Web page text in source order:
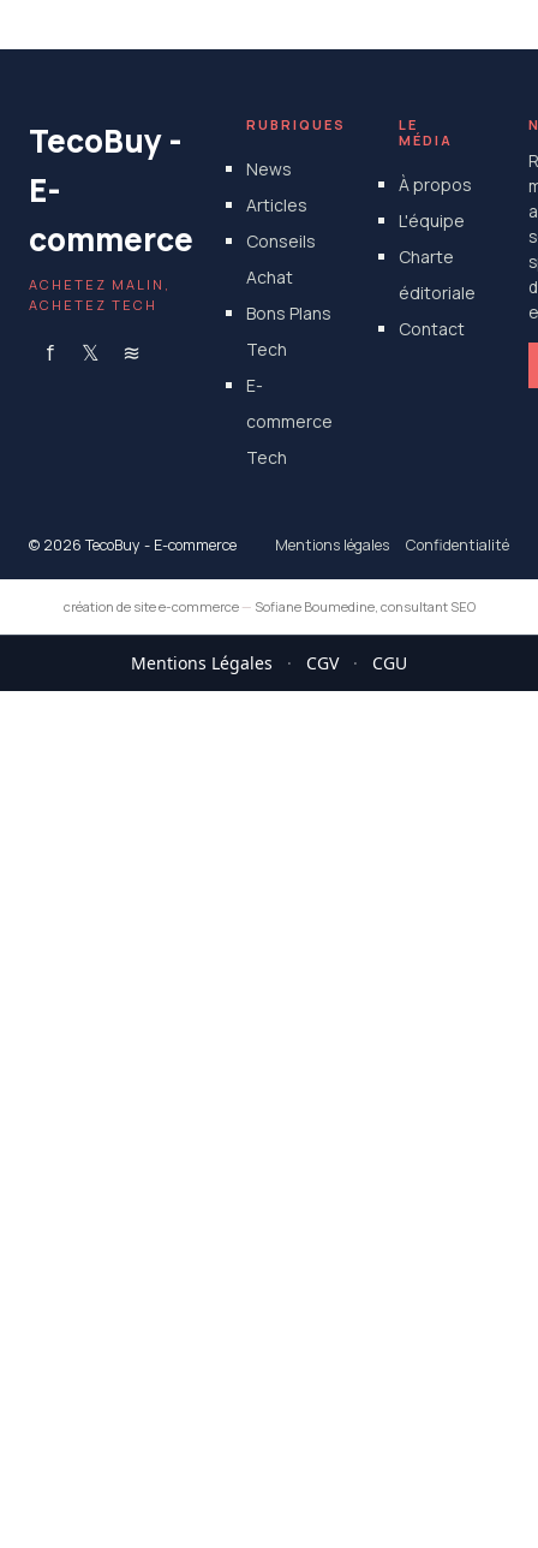
TecoBuy -
E-
commerce
ACHETEZ MALIN,
ACHETEZ TECH
f 𝕏 ≋
RUBRIQUES
News
Articles
Conseils
Achat
Bons Plans
Tech
E-
commerce
Tech
LE
MÉDIA
À propos
L'équipe
Charte
éditoriale
Contact
© 2026 TecoBuy - E-commerce Mentions légales Confidentialité
création de site e-commerce— Sofiane Boumedine, consultant SEO
Mentions Légales · CGV · CGU